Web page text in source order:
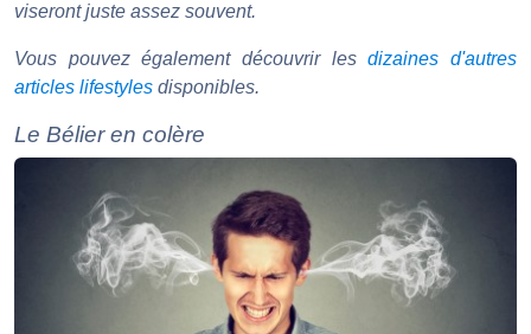
viseront juste assez souvent.
Vous pouvez également découvrir lesdizaines d'autres
articles lifestyles disponibles.
Le Bélier en colère